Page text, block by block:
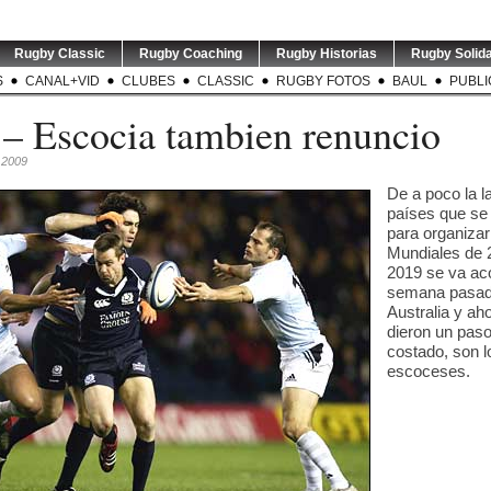
Rugby Classic Rugby Coaching Rugby Historias Rugby
CANAL+VID CLUBES CLASSIC RUGBY FOTOS BAUL
Escocia tambien renuncio
De a poco la
países que
para
Mundiales de
2019 se va
semana
Australia y
dieron un
costado, son
escoceses.
ARG v RSA |
de...
0
| P1 |
de
...
LOS PUMAS | Tomás
Albornoz ha sido
suspendido por...
0
RUGBY INT`L | Thomas
Ramos de 31 años será
jugador ...
TEST MATCH | ARG v RSA |
El entrenador de...
5
USA v ARGENTINA XV | El
entrenador de Argentina
Este